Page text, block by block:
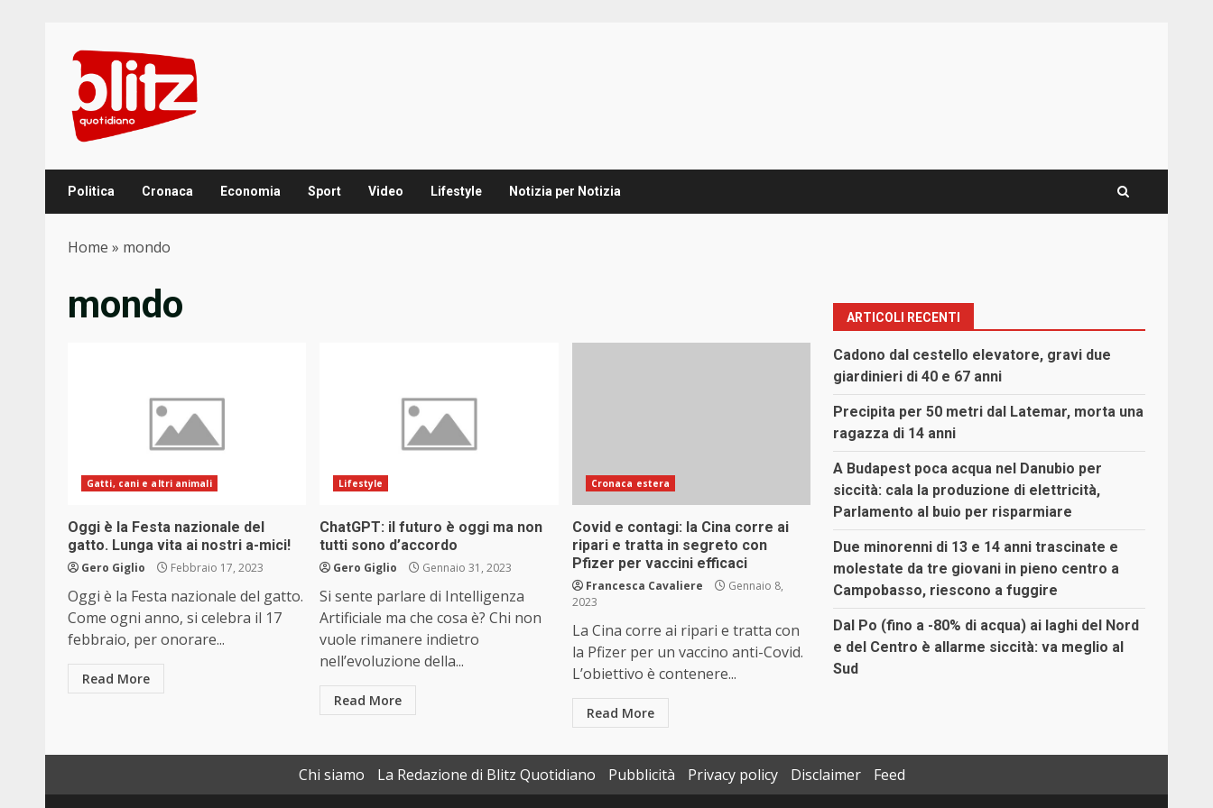
content
Politica Cronaca Economia Sport Video Lifestyle Notizia per Notizia
Home » mondo
mondo
Gatti, cani e altri animali
Oggi è la Festa nazionale del
gatto. Lunga vita ai nostri a-mici!
Gero Giglio Febbraio 17, 2023
Oggi è la Festa nazionale del gatto.
Come ogni anno, si celebra il 17
febbraio, per onorare...
Read More
Lifestyle
ChatGPT: il futuro è oggi ma non
tutti sono d’accordo
Gero Giglio Gennaio 31, 2023
Si sente parlare di Intelligenza
Artificiale ma che cosa è? Chi non
vuole rimanere indietro
nell’evoluzione della...
Read More
Cronaca estera
Covid e contagi: la Cina corre ai
ripari e tratta in segreto con
Pfizer per vaccini efficaci
Francesca Cavaliere
Gennaio 8,
2023
La Cina corre ai ripari e tratta con
la Pfizer per un vaccino anti-Covid.
L’obiettivo è contenere...
Read More
ARTICOLI RECENTI
Cadono dal cestello elevatore, gravi due
giardinieri di 40 e 67 anni
Precipita per 50 metri dal Latemar, morta una
ragazza di 14 anni
A Budapest poca acqua nel Danubio per
siccità: cala la produzione di elettricità,
Parlamento al buio per risparmiare
Due minorenni di 13 e 14 anni trascinate e
molestate da tre giovani in pieno centro a
Campobasso, riescono a fuggire
Dal Po (fino a -80% di acqua) ai laghi del Nord
e del Centro è allarme siccità: va meglio al
Sud
Chi siamo La Redazione di Blitz Quotidiano Pubblicità Privacy policy Disclaimer
Feed